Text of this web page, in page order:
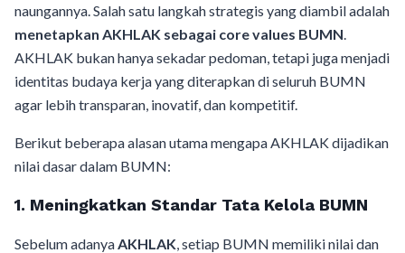
naungannya. Salah satu langkah strategis yang diambil adalah
menetapkan AKHLAK sebagai core values BUMN.
AKHLAK bukan hanya sekadar pedoman, tetapi juga menjadi
identitas budaya kerja yang diterapkan di seluruh BUMN
agar lebih transparan, inovatif, dan kompetitif.
Berikut beberapa alasan utama mengapa AKHLAK dijadikan
nilai dasar dalam BUMN:
1. Meningkatkan Standar Tata Kelola BUMN
Sebelum adanyaAKHLAK, setiap BUMN memiliki nilai dan